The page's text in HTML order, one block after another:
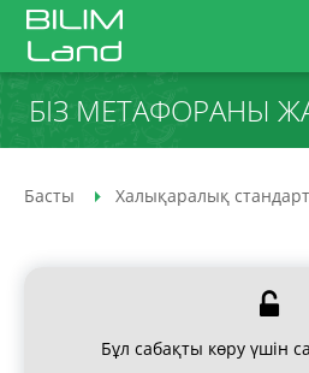
БІЗ МЕТАФОРАНЫ
Басты Халықаралық
Бұл сабақты көру үшін